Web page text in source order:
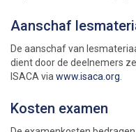
Aanschaf
De aanschaf van
dient door de deelnemers
ISACA via www.isaca.org
Kosten examen